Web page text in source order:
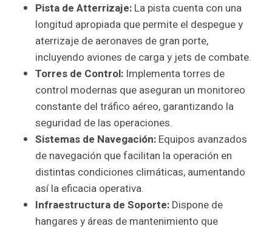
Pista de Atterrizaje: La pista cuenta con una
longitud apropiada que permite el despegue y
aterrizaje de aeronaves de gran porte,
incluyendo aviones de carga y jets de combate.
Torres de Control: Implementa torres de
control modernas que aseguran un monitoreo
constante del tráfico aéreo, garantizando la
seguridad de las operaciones.
Sistemas de Navegación: Equipos avanzados
de navegación que facilitan la operación en
distintas condiciones climáticas, aumentando
así la eficacia operativa.
Infraestructura de Soporte: Dispone de
hangares y áreas de mantenimiento que